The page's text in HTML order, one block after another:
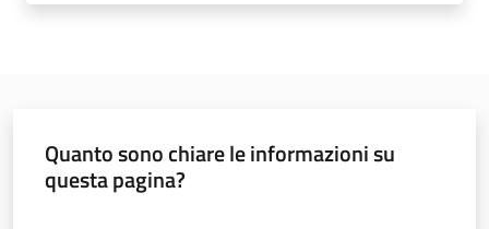
Newsletter
Quanto sono chiare le informazioni su
questa pagina?